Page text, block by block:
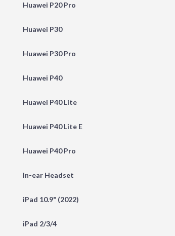
Huawei P20 Pro
Huawei P30
Huawei P30 Pro
Huawei P40
Huawei P40 Lite
Huawei P40 Lite E
Huawei P40 Pro
In-ear Headset
iPad 10.9" (2022)
iPad 2/3/4